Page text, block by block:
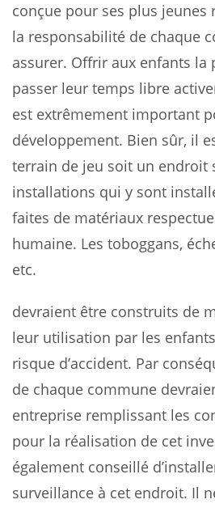
conçue pour ses plus jeunes
la responsabilité de chaque
assurer. Offrir aux enfants la
passer leur temps libre
est extrêmement important
développement. Bien sûr, il
terrain de jeu soit un endroit
installations qui y sont
faites de matériaux
humaine. Les toboggans,
etc.
devraient être construits de
leur utilisation par les
risque d’accident. Par
de chaque commune
entreprise remplissant les
pour la réalisation de cet
également conseillé
surveillance à cet endroit. Il